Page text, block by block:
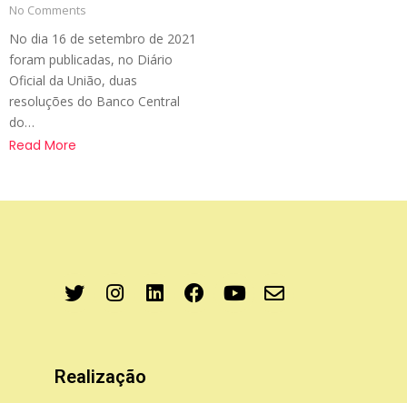
No Comments
No dia 16 de setembro de 2021
foram publicadas, no Diário
Oficial da União, duas
resoluções do Banco Central
do…
Read More
Realização